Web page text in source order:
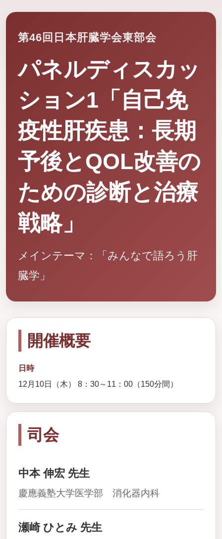
第46回日本肝臓学会東部会
パネルディスカッ
ション1「自己免
疫性肝疾患：長期
予後とQOL改善の
ための診断と治療
戦略」
メインテーマ：「みんなで語ろう肝
臓学」
開催概要
日時
12月10日（木） 8：30～11：00（150分間）
司会
中本 伸宏 先生
慶應義塾大学医学部 消化器内科
瀬崎 ひとみ 先生